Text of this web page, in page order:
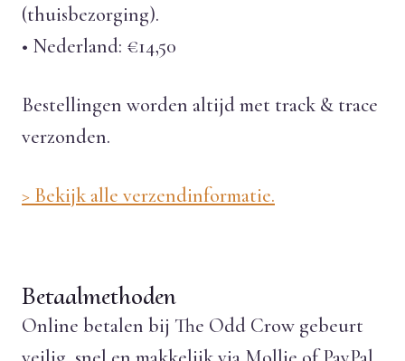
(thuisbezorging).
• Nederland: €14,50
Bestellingen worden altijd met track & trace
verzonden.
> Bekijk alle verzendinformatie.
Betaalmethoden
Online betalen bij The Odd Crow gebeurt